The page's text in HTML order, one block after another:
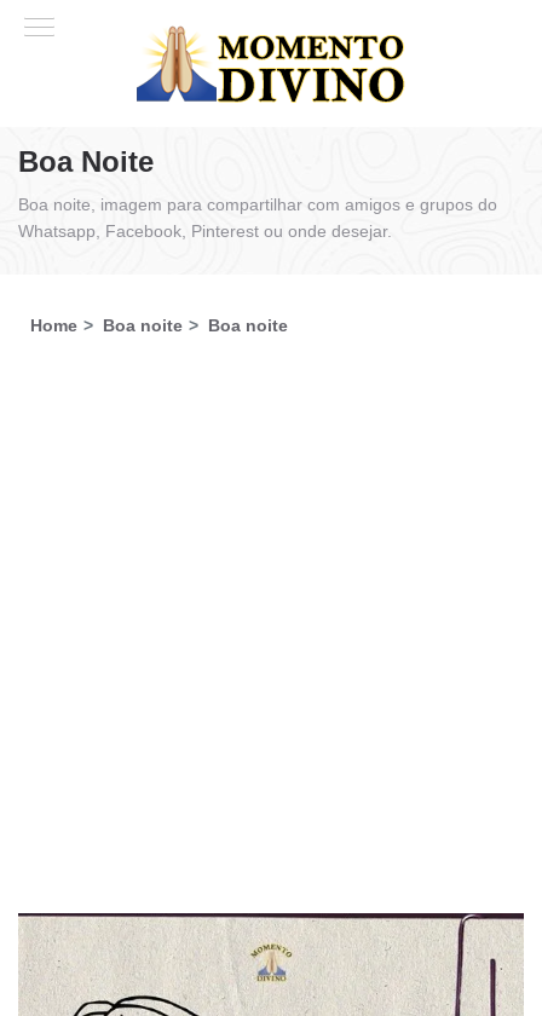
Boa Noite
Boa noite, imagem para compartilhar com amigos e grupos do
Whatsapp, Facebook, Pinterest ou onde desejar.
Home Boa noite Boa noite